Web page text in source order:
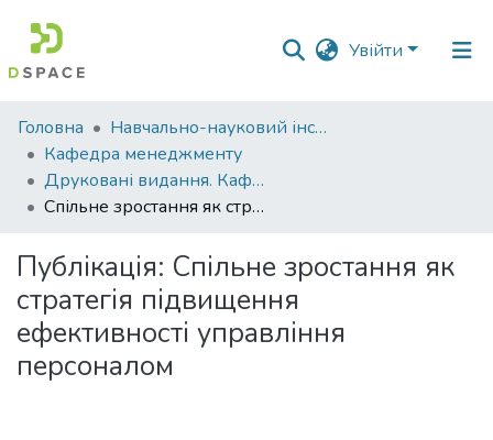
Увійти
Фонди
та
зібрання
Пошук за критеріями
Статистика
Головна
Навчально-науковий інститут економіки, управління, права та інформаційних технологій
Кафедра менеджменту
Друковані видання. Кафедра менеджменту ім. І.А. Маркіної
Спільне зростання як стратегія підвищення ефективності управління персоналом
Публікація: Спільне зростання як
стратегія підвищення
ефективності управління
персоналом